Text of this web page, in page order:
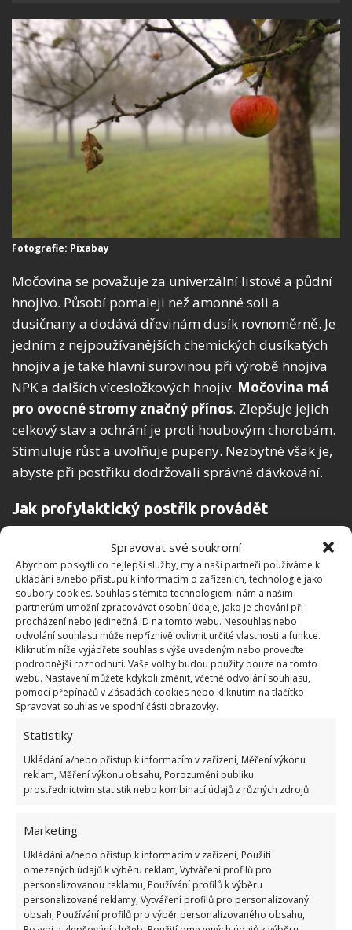
Spravovat své soukromí
Abychom poskytli co nejlepší služby, my a naši partneři používáme k
ukládání a/nebo přístupu k informacím o zařízeních, technologie jako
soubory cookies. Souhlas s těmito technologiemi nám a našim
partnerům umožní zpracovávat osobní údaje, jako je chování při
procházení nebo jedinečná ID na tomto webu. Nesouhlas nebo
odvolání souhlasu může nepříznivě ovlivnit určité vlastnosti a funkce.
Kliknutím níže vyjádřete souhlas s výše uvedeným nebo proveďte
podrobnější rozhodnutí. Vaše volby budou použity pouze na tomto
webu. Nastavení můžete kdykoli změnit, včetně odvolání souhlasu,
pomocí přepínačů v Zásadách cookies nebo kliknutím na tlačítko
Spravovat souhlas ve spodní části obrazovky.
Statistiky
Ukládání a/nebo přístup k informacím v zařízení, Měření výkonu
reklam, Měření výkonu obsahu, Porozumění publiku
prostřednictvím statistik nebo kombinací údajů z různých zdrojů.
Marketing
Ukládání a/nebo přístup k informacím v zařízení, Použití
omezených údajů k výběru reklam, Vytváření profilů pro
personalizovanou reklamu, Používání profilů k výběru
personalizované reklamy, Vytváření profilů pro personalizovaný
obsah, Používání profilů pro výběr personalizovaného obsahu,
Fotografie: Pixabay
Močovina se považuje za univerzální listové a půdní
hnojivo. Působí pomaleji než amonné soli a
dusičnany a dodává dřevinám dusík rovnoměrně. Je
jedním z nejpoužívanějších chemických dusíkatých
hnojiv a je také hlavní surovinou při výrobě hnojiva
NPK a dalších vícesložkových hnojiv. Močovina má
pro ovocné stromy značný přínos. Zlepšuje jejich
celkový stav a ochrání je proti houbovým chorobám.
Stimuluje růst a uvolňuje pupeny. Nezbytné však je,
abyste při postřiku dodržovali správné dávkování.
Jak profylaktický postřik provádět
Močovinu můžete zakoupit ve formě granulí nebo
vodného roztoku, píší na webu FertilizerGranulator
Profylaktický postřik v únoru se provádí 5–7%
roztokem močoviny. To znamená, že na každý litr
vody použijete 50–70 gramů močoviny; tj. na 10 litrů
dáte půl až tři čtvrtě kilogramu močoviny.
Postřikujte v zamračených dnech, kdy není
větrno a neprší. Účinnou profylaxí zabráníte tomu,
aby se na vašich stromech v květnu objevila
nebezpečná strupovitost. Při práci s močovinou
použijte ochranné brýle a rukavice, popřípadě
roušku.